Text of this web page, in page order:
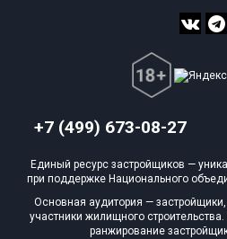
+7 (499) 673-08-27
Единый ресурс застройщиков —
при поддержке Национального
Основная аудитория —
участники жилищного
ранжирование